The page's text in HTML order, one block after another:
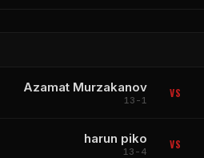
Azamat Murzakanov
13-1
VS
harun piko
13-4
VS